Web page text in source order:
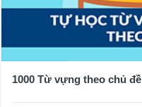
1000 Từ vựng theo chủ đề